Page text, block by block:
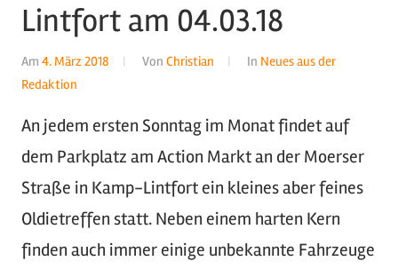
Lintfort am 04.03.18
Am 4. März 2018 Von Christian In Neues aus der
Redaktion
An jedem ersten Sonntag im Monat findet auf
dem Parkplatz am Action Markt an der Moerser
Straße in Kamp-Lintfort ein kleines aber feines
Oldietreffen statt. Neben einem harten Kern
finden auch immer einige unbekannte Fahrzeuge